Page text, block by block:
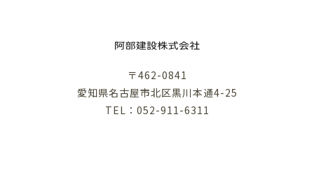
〒462-0841
愛知県名古屋市北区黒川本通4-25
TEL：052-911-6311